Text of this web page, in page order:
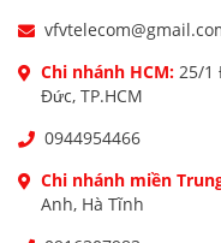
Chi nhánh HCM: 25/1
Đức, TP.HCM
0944954466
Chi nhánh miền
Anh, Hà Tĩnh